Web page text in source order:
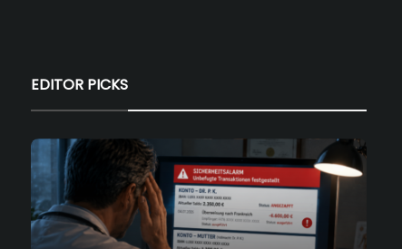
EDITOR PICKS